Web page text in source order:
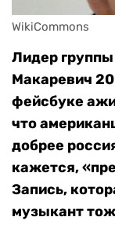
WikiCommons
Лидер
Макаревич
фейсбуке
что
добрее
кажется,
Запись,
музыкант